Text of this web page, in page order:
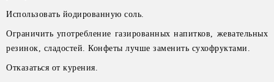
Использовать йодированную соль.
Ограничить употребление газированных напитков, жевательных
резинок, сладостей. Конфеты лучше заменить сухофруктами.
Отказаться от курения.